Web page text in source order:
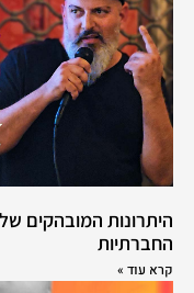
היתרונות המובהקים
החברתיות
קרא עוד »